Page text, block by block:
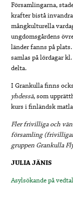
Församlingarna,
krafter bistå
mångkulturella
ungdomsgårdens
länder fanns på
samlas på lördagar
delta.
I Grankulla finns
yhdessä, som
kurs i finländsk
Fler frivilliga och
församling
gruppen Grankulla
JULIA JÄNIS
Asylsökande på